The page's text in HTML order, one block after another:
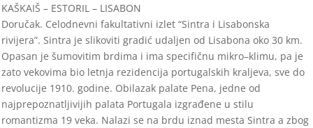
KAŠKAIŠ – ESTORIL – LISABON
Doručak. Celodnevni fakultativni izlet “Sintra i Lisabonska
rivijera”. Sintra je slikoviti gradić udaljen od Lisabona oko 30 km.
Opasan je šumovitim brdima i ima specifičnu mikro–klimu, pa je
zato vekovima bio letnja rezidencija portugalskih kraljeva, sve do
revolucije 1910. godine. Obilazak palate Pena, jedne od
najprepoznatljivijih palata Portugala izgrađene u stilu
romantizma 19 veka. Nalazi se na brdu iznad mesta Sintra a zbog